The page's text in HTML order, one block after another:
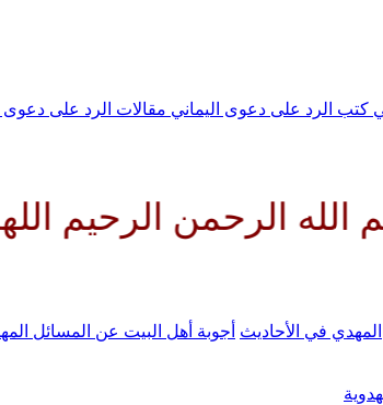
كتب الرد على دعوى اليماني مقالات الرد على دعوى
الرحيم اللهم كن
المهدي في الأحاديث أجوبة أهل البيت عن المسائل